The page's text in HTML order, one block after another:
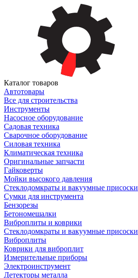
Каталог товаров
Автотовары
Все для строительства
Инструменты
Насосное оборудование
Садовая техника
Сварочное оборудование
Силовая техника
Климатическая техника
Оригинальные запчасти
Гайковерты
Мойки высокого давления
Стеклодомкраты и вакуумные присоски
Сумки для инструмента
Бензорезы
Бетономешалки
Виброплиты и коврики
Стеклодомкраты и вакуумные присоски
Виброплиты
Коврики для виброплит
Измерительные приборы
Электроинструмент
Детекторы металла